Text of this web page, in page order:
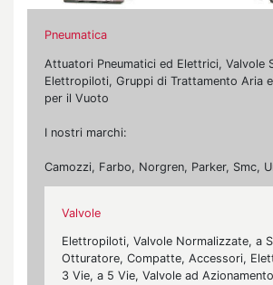
Pneumatica
Attuatori Pneumatici ed Elettrici, Valvole
Elettropiloti, Gruppi di Trattamento Aria
per il Vuoto
I nostri marchi:
Camozzi, Farbo, Norgren, Parker, Smc,
Valvole
Elettropiloti, Valvole Normalizzate, a
Otturatore, Compatte, Accessori,
3 Vie, a 5 Vie, Valvole ad Azionamento